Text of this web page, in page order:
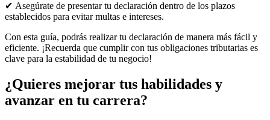
✔ Asegúrate de presentar tu declaración dentro de los plazos
establecidos para evitar multas e intereses.
Con esta guía, podrás realizar tu declaración de manera más fácil y
eficiente. ¡Recuerda que cumplir con tus obligaciones tributarias es
clave para la estabilidad de tu negocio!
¿Quieres mejorar tus habilidades y
avanzar en tu carrera?